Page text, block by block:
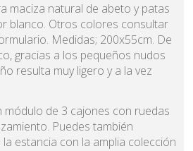
maciza natural de abeto y patas
blanco. Otros colores consultar
Medidas; 200x55cm. De
gracias a los pequeños nudos
resulta muy ligero y a la vez
módulo de 3 cajones con ruedas
Puedes también
estancia con la amplia colección